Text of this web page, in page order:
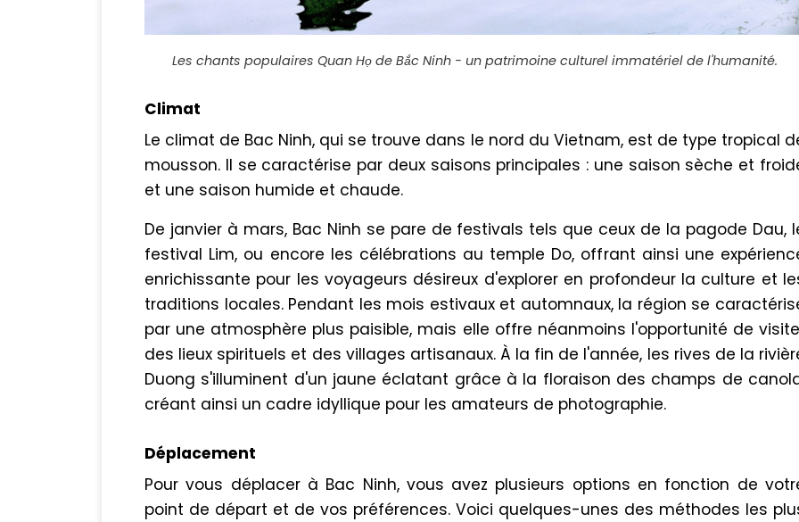
Les chants populaires Quan Họ de Bắc Ninh - un patrimoine culturel immatériel de l'humanité.
Climat
Le climat de Bac Ninh, qui se trouve dans le nord du Vietnam, est de type tropical
mousson. Il se caractérise par deux saisons principales : une saison sèche et
et une saison humide et chaude.
De janvier à mars, Bac Ninh se pare de festivals tels que ceux de la pagode Dau,
festival Lim, ou encore les célébrations au temple Do, offrant ainsi une
enrichissante pour les voyageurs désireux d'explorer en profondeur la culture et
traditions locales. Pendant les mois estivaux et automnaux, la région se
par une atmosphère plus paisible, mais elle offre néanmoins l'opportunité de
des lieux spirituels et des villages artisanaux. À la fin de l'année, les rives de la
Duong s'illuminent d'un jaune éclatant grâce à la floraison des champs de
créant ainsi un cadre idyllique pour les amateurs de photographie.
Déplacement
Pour vous déplacer à Bac Ninh, vous avez plusieurs options en fonction de
point de départ et de vos préférences. Voici quelques-unes des méthodes les